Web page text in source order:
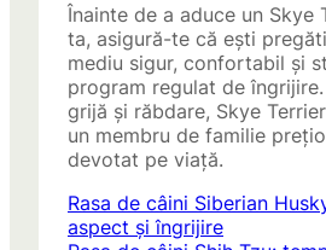
Înainte de a aduce un Skye
ta, asigură-te că ești
mediu sigur, confortabil și
program regulat de
grijă și răbdare, Skye
un membru de familie
devotat pe viață.
Rasa de câini Siberian
aspect și îngrijire